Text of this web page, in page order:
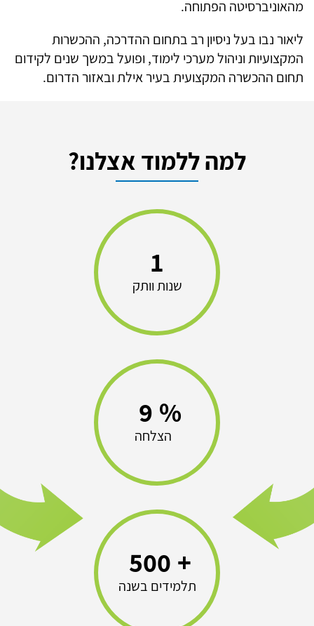
מהאוניברסיטה הפתוחה.
ליאור נבו בעל ניסיון רב בתחום ההדרכה, ההכשרות
המקצועיות וניהול מערכי לימוד, ופועל במשך שנים לקידום
תחום ההכשרה המקצועית בעיר אילת ובאזור הדרום.
למה ללמוד אצלנו?
1
שנות וותק
%
9
הצלחה
+
500
תלמידים בשנה